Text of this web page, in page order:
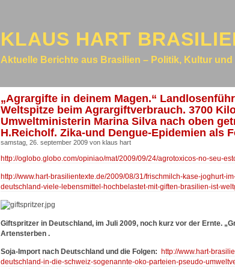
KLAUS HART
Aktuelle Berichte aus Brasilien – Politik, Kultur
„Agrargifte in deinem Magen.“
Weltspitze beim Agrargiftverbrauch. 3700
Umweltministerin Marina Silva nach oben
H.Reicholf. Zika-und Dengue-Epidemien als
samstag, 26. september 2009 von klaus hart
http://oglobo.globo.com/opiniao/mat/2009/09/24/agrotoxicos-no-seu-
http://www.hart-brasilientexte.de/2009/08/31/frischmilch-kase-joghurt-
deutschland-viele-lebensmittel-hochbelastet-mit-giften-brasilien-ist-
Giftspritzer in Deutschland, im Juli 2009, noch kurz vor der Ernte.
Artensterben .
Soja-Import nach Deutschland und die Folgen: http://www.hart-
deutschland-in-die-schweiz-sogenannte-oko-parteien-pseudo-